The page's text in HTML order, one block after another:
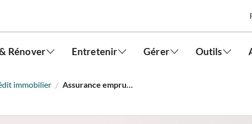
Rénover Entretenir Gérer Outils
immobilier / Assurance emprunteur : comprendre ses garanties et bien choisir son contrat